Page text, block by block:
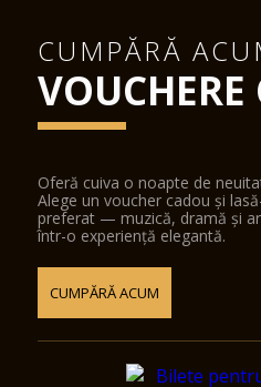
CUMPĂRĂ
VOUCHERE
Oferă cuiva o noapte de
Alege un voucher cadou și
preferat — muzică, dramă și
într-o experiență elegantă.
CUMPĂRĂ ACUM